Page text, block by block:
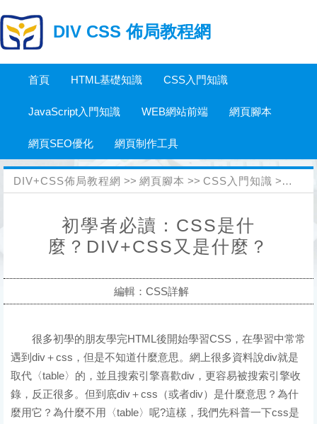
DIV CSS 佈局教程網
首頁 HTML基礎知識 CSS入門知識
JavaScript入門知識 WEB網站前端 網頁腳本
網頁SEO優化 網頁制作工具
DIV+CSS佈局教程網 >> 網頁腳本 >> CSS入門知識 >>
初學者必讀：CSS是什
麼？DIV+CSS又是什麼？
編輯：CSS詳解
很多初學的朋友學完HTML後開始學習CSS，在學習中常常
遇到div＋css，但是不知道什麼意思。網上很多資料說div就是
取代〈table〉的，並且搜索引擎喜歡div，更容易被搜索引擎收
錄，反正很多。但到底div＋css（或者div）是什麼意思？為什
麼用它？為什麼不用〈table〉呢?這樣，我們先科普一下css是